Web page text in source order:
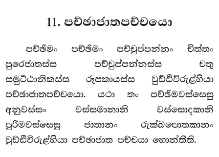
11. පච්ඡාජාතපච්චයො
පච්ඡිමං පච්ඡිමං පච්චුප්පන්නං චිත්තං
පුරෙජාතස්ස පච්චුප්පන්නස්ස චතු
සමුට්ඨානිකස්ස රූපකායස්ස වුඩ්ඪිවිරුළ්හියා
පච්ඡාජාතපච්චයො. යථා තං පච්ඡිමවස්සෙසු
අනුවස්සං වස්සමානානි වස්සොදකානි
පුරිමවස්සෙසු ජාතානං රුක්ඛපොතකානං
වුඩ්ඪිවිරුළ්හියා පච්ඡාජාත පච්චයා හොන්තීති.